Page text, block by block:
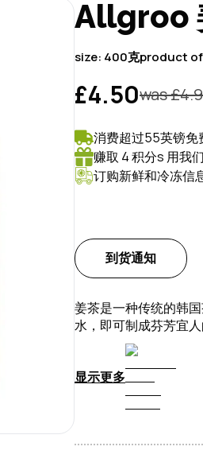
Allgroo
size: 400克product
£4.50was £
消费超过55英镑免
赚取 4 积分s 用我
订购新鲜和冷冻信
到货通知
姜茶是一种传统的韩
水，即可制成芬芳宜
显示更多